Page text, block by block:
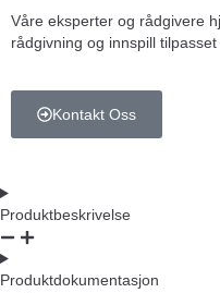
Våre eksperter og rådgivere
rådgivning og innspill
Kontakt Oss
Produktbeskrivelse
Produktdokumentasjon